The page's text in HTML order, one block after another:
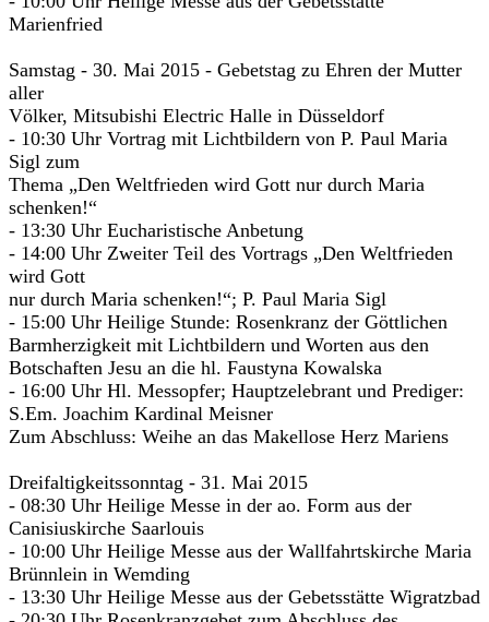
Marienfried
Samstag - 30. Mai 2015 - Gebetstag zu Ehren der Mutter
aller
Völker, Mitsubishi Electric Halle in Düsseldorf
- 10:30 Uhr Vortrag mit Lichtbildern von P. Paul Maria
Sigl zum
Thema „Den Weltfrieden wird Gott nur durch Maria
schenken!“
- 13:30 Uhr Eucharistische Anbetung
- 14:00 Uhr Zweiter Teil des Vortrags „Den Weltfrieden
wird Gott
nur durch Maria schenken!“; P. Paul Maria Sigl
- 15:00 Uhr Heilige Stunde: Rosenkranz der Göttlichen
Barmherzigkeit mit Lichtbildern und Worten aus den
Botschaften Jesu an die hl. Faustyna Kowalska
- 16:00 Uhr Hl. Messopfer; Hauptzelebrant und Prediger:
S.Em. Joachim Kardinal Meisner
Zum Abschluss: Weihe an das Makellose Herz Mariens
Dreifaltigkeitssonntag - 31. Mai 2015
- 08:30 Uhr Heilige Messe in der ao. Form aus der
Canisiuskirche Saarlouis
- 10:00 Uhr Heilige Messe aus der Wallfahrtskirche Maria
Brünnlein in Wemding
- 13:30 Uhr Heilige Messe aus der Gebetsstätte Wigratzbad